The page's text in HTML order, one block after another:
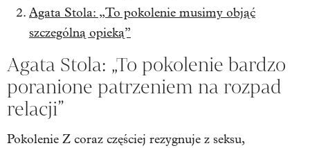
Agata Stola: „To pokolenie musimy objąć
szczególną opieką”
Agata Stola: „To pokolenie bardzo
poranione patrzeniem na rozpad
relacji”
Pokolenie Z coraz częściej rezygnuje z seksu,